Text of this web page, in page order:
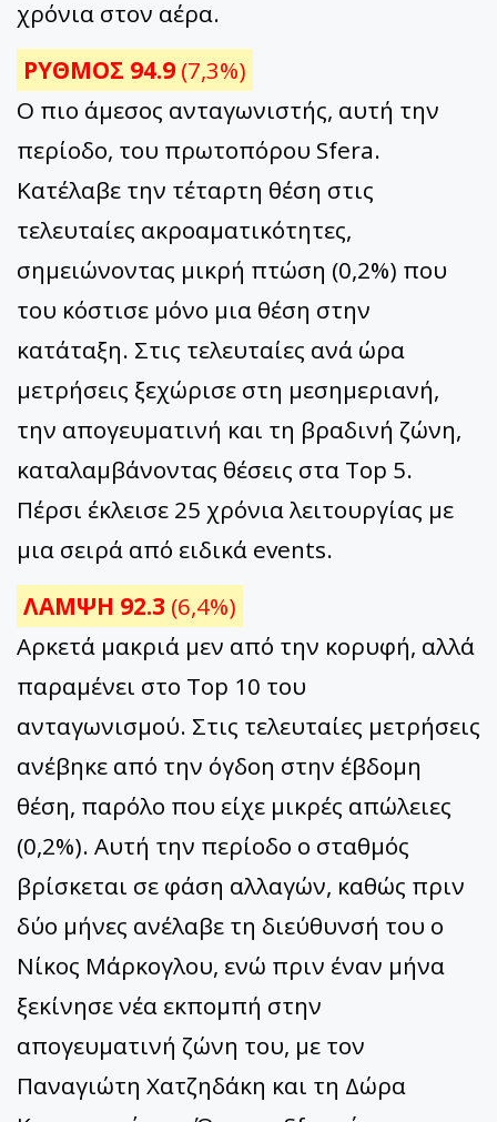
χρόνια στον αέρα.
ΡΥΘΜΟΣ 94.9(7,3%)
Ο πιο άμεσος ανταγωνιστής, αυτή την
περίοδο, του πρωτοπόρου Sfera.
Κατέλαβε την τέταρτη θέση στις
τελευταίες ακροαματικότητες,
σημειώνοντας μικρή πτώση (0,2%) που
του κόστισε μόνο μια θέση στην
κατάταξη. Στις τελευταίες ανά ώρα
μετρήσεις ξεχώρισε στη μεσημεριανή,
την απογευματινή και τη βραδινή ζώνη,
καταλαμβάνοντας θέσεις στα Top 5.
Πέρσι έκλεισε 25 χρόνια λειτουργίας με
μια σειρά από ειδικά events.
ΛΑΜΨΗ 92.3 (6,4%)
Αρκετά μακριά μεν από την κορυφή, αλλά
παραμένει στο Top 10 του
ανταγωνισμού. Στις τελευταίες μετρήσεις
ανέβηκε από την όγδοη στην έβδομη
θέση, παρόλο που είχε μικρές απώλειες
(0,2%). Αυτή την περίοδο ο σταθμός
βρίσκεται σε φάση αλλαγών, καθώς πριν
δύο μήνες ανέλαβε τη διεύθυνσή του ο
Νίκος Μάρκογλου, ενώ πριν έναν μήνα
ξεκίνησε νέα εκπομπή στην
απογευματινή ζώνη του, με τον
Παναγιώτη Χατζηδάκη και τη Δώρα